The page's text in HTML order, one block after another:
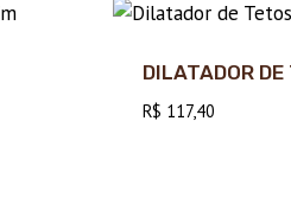
DILATADOR
R$ 117,40